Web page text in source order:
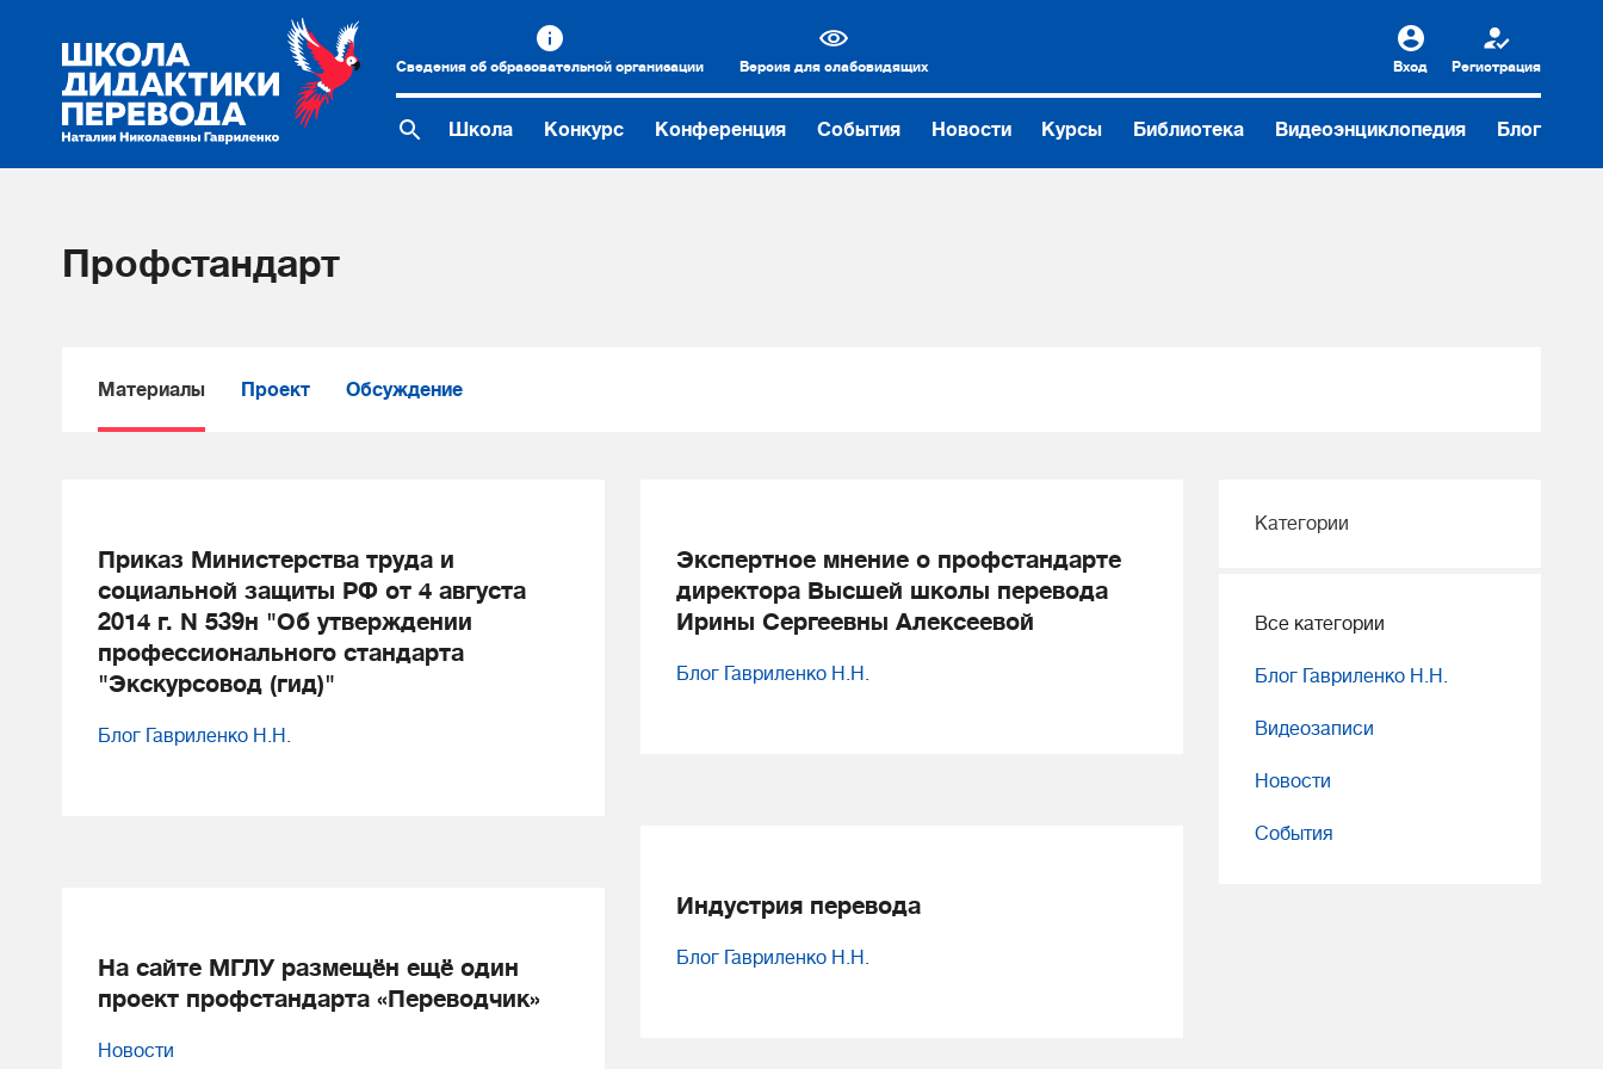
Сведения об образовательной организации Версия для слабовидящих Вход Регистрация
Школа Конкурс Конференция События Новости Курсы Библиотека Видеоэнциклопедия Блог
Профстандарт
Материалы Проект Обсуждение
Приказ Министерства труда и
социальной защиты РФ от 4 августа
2014 г. N 539н "Об утверждении
профессионального стандарта
"Экскурсовод (гид)"
Блог Гавриленко Н.Н.
Экспертное мнение о профстандарте
директора Высшей школы перевода
Ирины Сергеевны Алексеевой
Блог Гавриленко Н.Н.
Индустрия перевода
Блог Гавриленко Н.Н.
На сайте МГЛУ размещён ещё один
проект профстандарта «Переводчик»
Новости
Категории
Все категории
Блог Гавриленко Н.Н.
Видеозаписи
Новости
События